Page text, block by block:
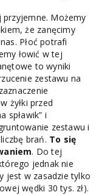
przyjemne. Możemy
że zanęcimy
Płoć potrafi
łowić w tej
to wyniki
zestawu na
żyłki przed
spławik” i
zestawu i
brań. To się
. Do tej
jednak nie
jest w zasadzie tylko
wędki 30 tys. zł).